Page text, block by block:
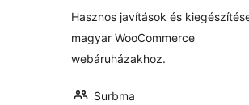
Hasznos javítások és
magyar WooCommerce
webáruházakhoz.
Surbma